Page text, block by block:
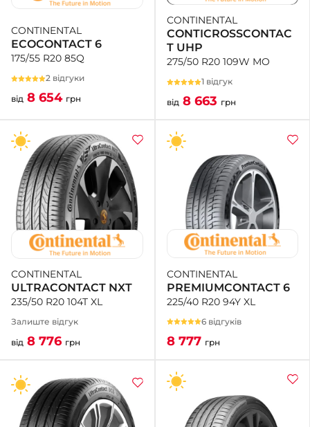
CONTINENTAL
ECOCONTACT 6
175/55 R20 85Q
2 відгуки
від 8 654 грн
CONTINENTAL
CONTICROSSCONTAC
T UHP
275/50 R20 109W MO
1 відгук
від 8 663 грн
CONTINENTAL
ULTRACONTACT NXT
235/50 R20 104T XL
Залиште відгук
від 8 776 грн
CONTINENTAL
PREMIUMCONTACT 6
225/40 R20 94Y XL
6 відгуків
8 777 грн